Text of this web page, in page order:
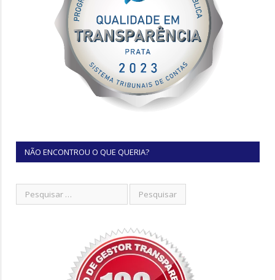
NÃO ENCONTROU O QUE QUERIA?